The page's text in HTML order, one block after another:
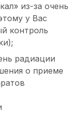
из-за очень
у Вас
контроль
радиации
о приеме